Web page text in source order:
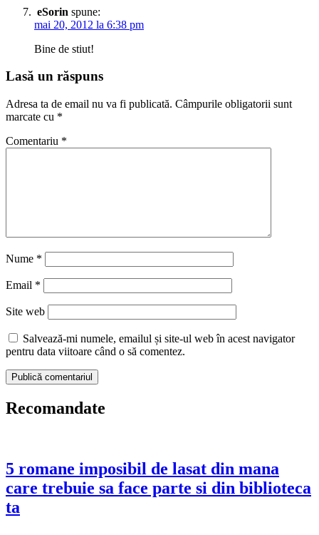
eSorin spune:
mai 20, 2012 la 6:38 pm
Bine de stiut!
Lasă un răspuns
Adresa ta de email nu va fi publicată. Câmpurile obligatorii sunt
marcate cu *
Comentariu *
Nume *
Email *
Site web
Salvează-mi numele, emailul și site-ul web în acest navigator
pentru data viitoare când o să comentez.
Recomandate
5 romane imposibil de lasat din mana
care trebuie sa face parte si din biblioteca
ta